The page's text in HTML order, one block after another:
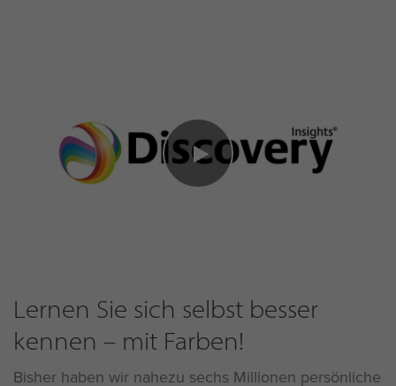
Lernen Sie sich selbst besser
kennen – mit Farben!
Bisher haben wir nahezu sechs Millionen persönliche